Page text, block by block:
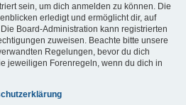
sein, um dich anmelden zu können. Die
erledigt und ermöglicht dir, auf
Board-Administration kann registrierten
zuweisen. Beachte bitte unsere
Regelungen, bevor du dich
jeweiligen Forenregeln, wenn du dich in